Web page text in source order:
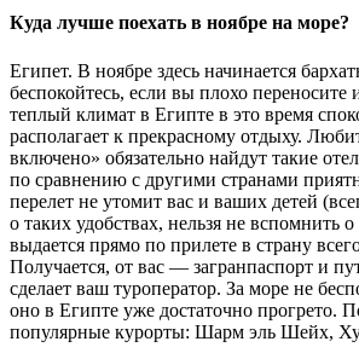
Куда лучше поехать в ноябре на море?
Египет. В ноябре здесь начинается
беспокойтесь, если вы плохо
теплый климат в Египте в это время
располагает к прекрасному отдыху.
включено» обязательно найдут такие
по сравнению с другими странами
перелет не утомит вас и ваших детей
о таких удобствах, нельзя не вспомнить о
выдается прямо по прилете в страну
Получается, от вас — загранпаспорт и
сделает ваш туроператор. За море не
оно в Египте уже достаточно прогрето.
популярные курорты: Шарм эль Шейх,